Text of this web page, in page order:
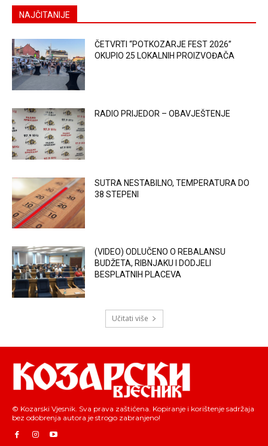
NAJČITANIJE
ČETVRTI “POTKOZARJE FEST 2026”
OKUPIO 25 LOKALNIH PROIZVOĐAČA
RADIO PRIJEDOR – OBAVJEŠTENJE
SUTRA NESTABILNO, TEMPERATURA DO
38 STEPENI
(VIDEO) ODLUČENO O REBALANSU
BUDŽETA, RIBNJAKU I DODJELI
BESPLATNIH PLACEVA
Učitati više
© Kozarski Vjesnik. Sva prava zaštićena. Kopiranje i korištenje sadržaja
bez odobrenja autora je strogo zabranjeno!